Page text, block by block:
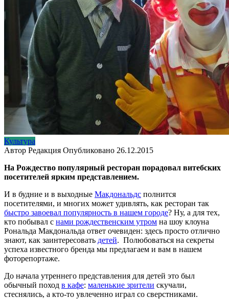
Культура
Автор Редакция Опубликовано 26.12.2015
На Рождество популярный ресторан порадовал витебских
посетителей ярким представлением.
И в будние и в выходные Макдональдс полнится
посетителями, и многих может удивлять, как ресторан так
быстро завоевал популярность в нашем городе? Ну, а для тех,
кто побывал с нами рождественским утром на шоу клоуна
Рональда Макдональда ответ очевиден: здесь просто отлично
знают, как заинтересовать детей. Полюбоваться на секреты
успеха известного бренда мы предлагаем и вам в нашем
фоторепортаже.
До начала утреннего представления для детей это был
обычный поход в кафе: маленькие зрители скучали,
стеснялись, а кто-то увлеченно играл со сверстниками.